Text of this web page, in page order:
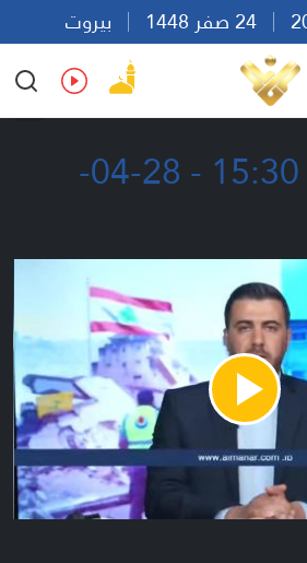
بيروت
Ar En Fr Es
نشرة أخبار 15:30 - 28-04-
Play
Video